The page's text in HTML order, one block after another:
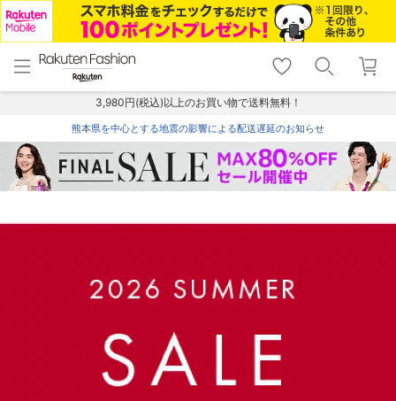
menu home
トップ
shopping_cart lock_outline
ログイン
3,980円(税込)以上のお買い物で送料無料！
熊本県を中心とする地震の影響による配送遅延のお知らせ